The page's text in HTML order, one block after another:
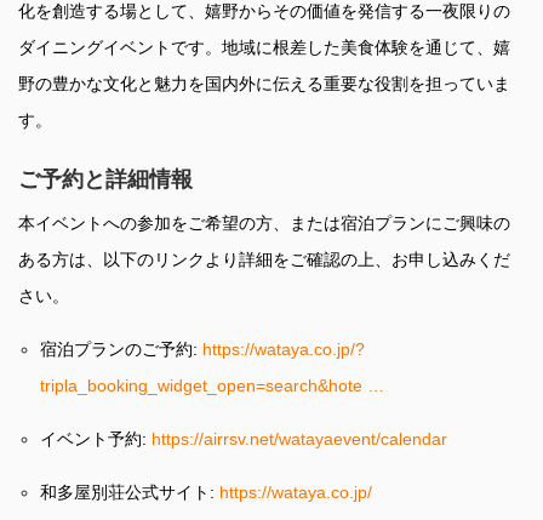
化を創造する場として、嬉野からその価値を発信する一夜限りの
ダイニングイベントです。地域に根差した美食体験を通じて、嬉
野の豊かな文化と魅力を国内外に伝える重要な役割を担っていま
す。
ご予約と詳細情報
本イベントへの参加をご希望の方、または宿泊プランにご興味の
ある方は、以下のリンクより詳細をご確認の上、お申し込みくだ
さい。
宿泊プランのご予約: https://wataya.co.jp/?
tripla_booking_widget_open=search&hote …
イベント予約: https://airrsv.net/watayaevent/calendar
和多屋別荘公式サイト: https://wataya.co.jp/